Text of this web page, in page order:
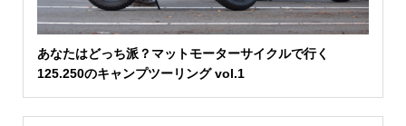
あなたはどっち派？マットモーターサイクルで行く
125.250のキャンプツーリング vol.1